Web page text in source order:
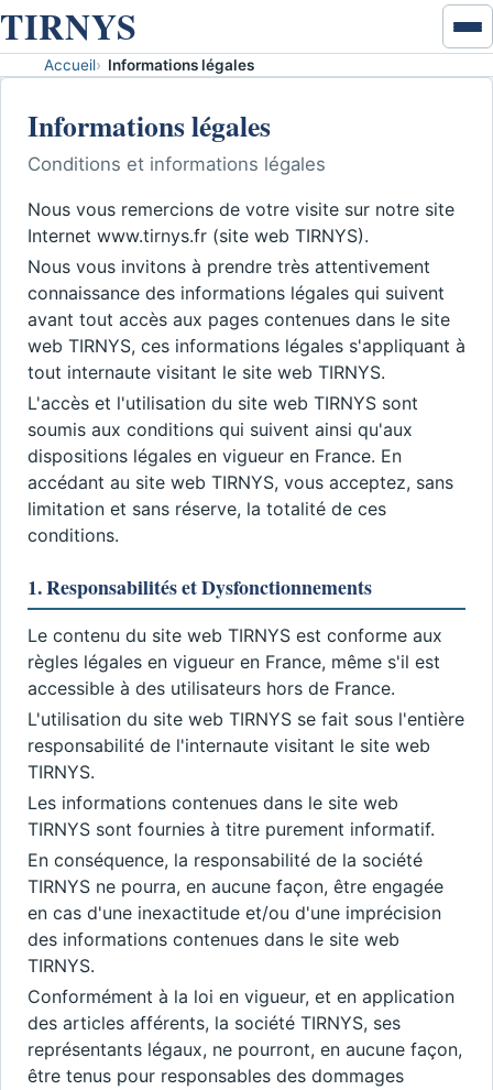
TIRNYS
Accueil
Excel & données
Développement VBA
Coaching VBA
Word - PowerPoint - Access
Disponibilités
Contact
Accueil Informations légales
Informations légales
Conditions et informations légales
Nous vous remercions de votre visite sur notre site
Internet www.tirnys.fr (site web TIRNYS).
Nous vous invitons à prendre très attentivement
connaissance des informations légales qui suivent
avant tout accès aux pages contenues dans le site
web TIRNYS, ces informations légales s'appliquant à
tout internaute visitant le site web TIRNYS.
L'accès et l'utilisation du site web TIRNYS sont
soumis aux conditions qui suivent ainsi qu'aux
dispositions légales en vigueur en France. En
accédant au site web TIRNYS, vous acceptez, sans
limitation et sans réserve, la totalité de ces
conditions.
1. Responsabilités et Dysfonctionnements
Le contenu du site web TIRNYS est conforme aux
règles légales en vigueur en France, même s'il est
accessible à des utilisateurs hors de France.
L'utilisation du site web TIRNYS se fait sous l'entière
responsabilité de l'internaute visitant le site web
TIRNYS.
Les informations contenues dans le site web
TIRNYS sont fournies à titre purement informatif.
En conséquence, la responsabilité de la société
TIRNYS ne pourra, en aucune façon, être engagée
en cas d'une inexactitude et/ou d'une imprécision
des informations contenues dans le site web
TIRNYS.
Conformément à la loi en vigueur, et en application
des articles afférents, la société TIRNYS, ses
représentants légaux, ne pourront, en aucune façon,
être tenus pour responsables des dommages